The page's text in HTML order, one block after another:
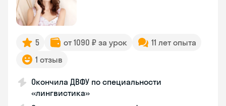
5 от 1090 ₽ за урок
11 лет опыта
1 отзыв
Окончила ДВФУ по специальности
«лингвистика»